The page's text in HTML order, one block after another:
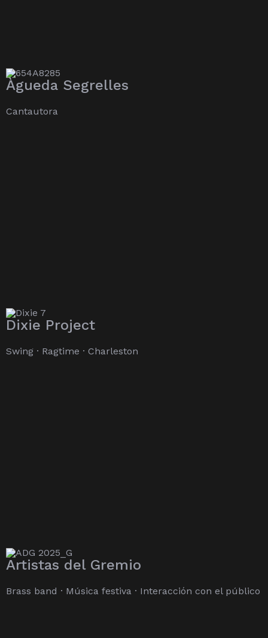
Àgueda Segrelles
Cantautora
Dixie Project
Swing · Ragtime · Charleston
Artistas del Gremio
Brass band · Música festiva · Interacción con el público